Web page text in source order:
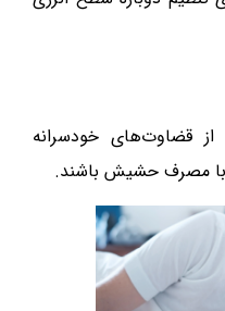
قضاوت‌های خودسرانه
با مصرف حشیش باشند.